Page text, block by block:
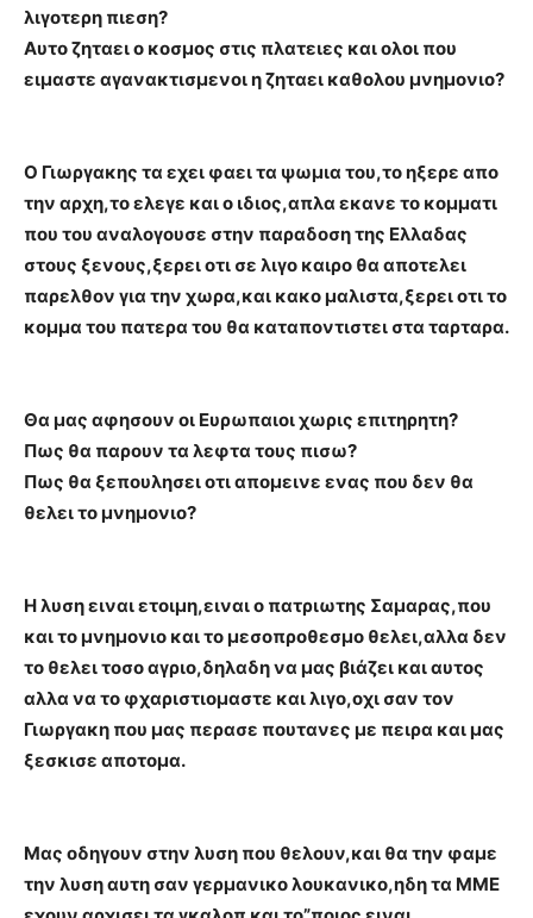
λιγοτερη πιεση?
Αυτο ζηταει ο κοσμος στις πλατειες και ολοι που
ειμαστε αγανακτισμενοι η ζηταει καθολου μνημονιο?
Ο Γιωργακης τα εχει φαει τα ψωμια του,το ηξερε απο
την αρχη,το ελεγε και ο ιδιος,απλα εκανε το κομματι
που του αναλογουσε στην παραδοση της Ελλαδας
στους ξενους,ξερει οτι σε λιγο καιρο θα αποτελει
παρελθον για την χωρα,και κακο μαλιστα,ξερει οτι το
κομμα του πατερα του θα καταποντιστει στα ταρταρα.
Θα μας αφησουν οι Ευρωπαιοι χωρις επιτηρητη?
Πως θα παρουν τα λεφτα τους πισω?
Πως θα ξεπουλησει οτι απομεινε ενας που δεν θα
θελει το μνημονιο?
Η λυση ειναι ετοιμη,ειναι ο πατριωτης Σαμαρας,που
και το μνημονιο και το μεσοπροθεσμο θελει,αλλα δεν
το θελει τοσο αγριο,δηλαδη να μας βιάζει και αυτος
αλλα να το φχαριστιομαστε και λιγο,οχι σαν τον
Γιωργακη που μας περασε πουτανες με πειρα και μας
ξεσκισε αποτομα.
Μας οδηγουν στην λυση που θελουν,και θα την φαμε
την λυση αυτη σαν γερμανικο λουκανικο,ηδη τα ΜΜΕ